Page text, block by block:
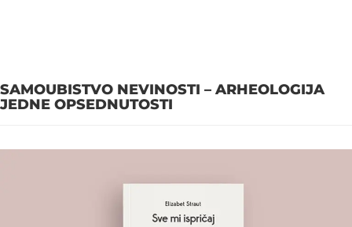
SAMOUBISTVO NEVINOSTI – ARHEOLOGIJA
JEDNE OPSEDNUTOSTI